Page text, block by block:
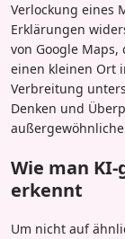
Verlockung eines
Erklärungen
von Google Maps,
einen kleinen Ort
Verbreitung
Denken und
Wie man
erkennt
Um nicht auf